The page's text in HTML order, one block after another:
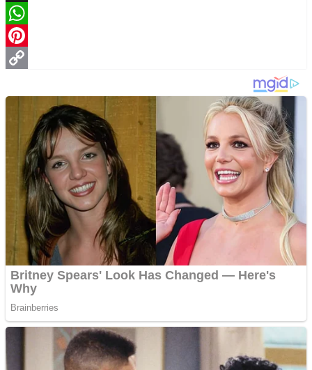
X
WhatsApp
Pinterest
Link